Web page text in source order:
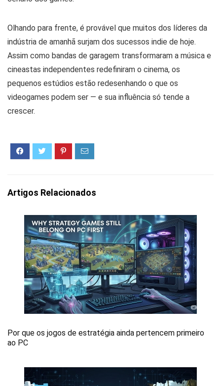
Olhando para frente, é provável que muitos dos líderes da
indústria de amanhã surjam dos sucessos indie de hoje.
Assim como bandas de garagem transformaram a música e
cineastas independentes redefiniram o cinema, os
pequenos estúdios estão redesenhando o que os
videogames podem ser — e sua influência só tende a
crescer.
Artigos Relacionados
Por que os jogos de estratégia ainda pertencem primeiro
ao PC